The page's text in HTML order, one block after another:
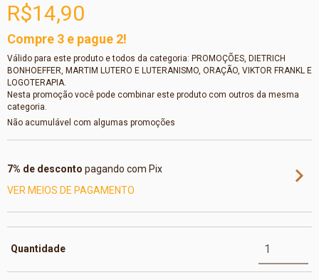
R$14,90
Compre 3 e pague 2!
Válido para este produto e todos da categoria: PROMOÇÕES, DIETRICH
BONHOEFFER, MARTIM LUTERO E LUTERANISMO, ORAÇÃO, VIKTOR FRANKL E
LOGOTERAPIA.
Nesta promoção você pode combinar este produto com outros da mesma
categoria.
Não acumulável com algumas promoções
7% de desconto pagando com Pix
VER MEIOS DE PAGAMENTO
Quantidade